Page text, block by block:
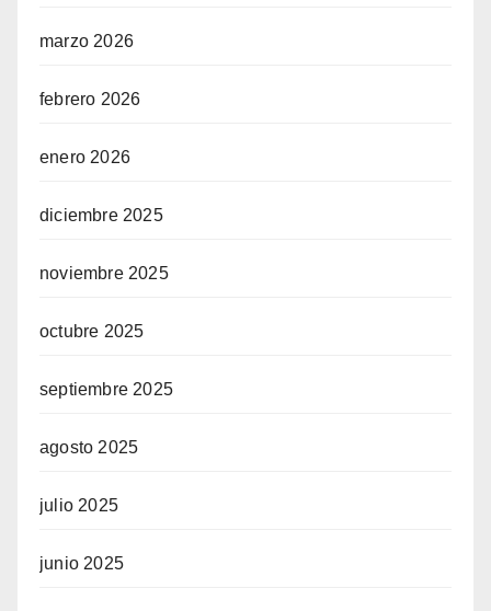
marzo 2026
febrero 2026
enero 2026
diciembre 2025
noviembre 2025
octubre 2025
septiembre 2025
agosto 2025
julio 2025
junio 2025